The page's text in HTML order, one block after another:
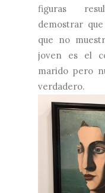
figuras
demostrar
que no
joven es el
marido pero
verdadero.